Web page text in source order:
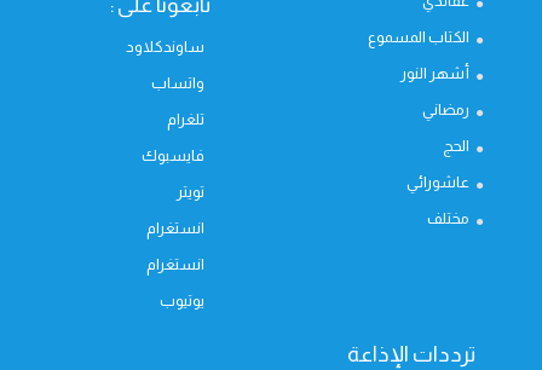
الكتاب المسموع
أشهر النور
رمضاني
الحج
عاشورائي
مختلف
ساوندكلاود
واتساب
تلغرام
فايسبوك
تويتر
انستغرام
انستغرام
يوتيوب
ترددات الإذاعة